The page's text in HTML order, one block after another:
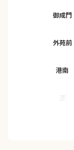
御成門
外苑前
港南